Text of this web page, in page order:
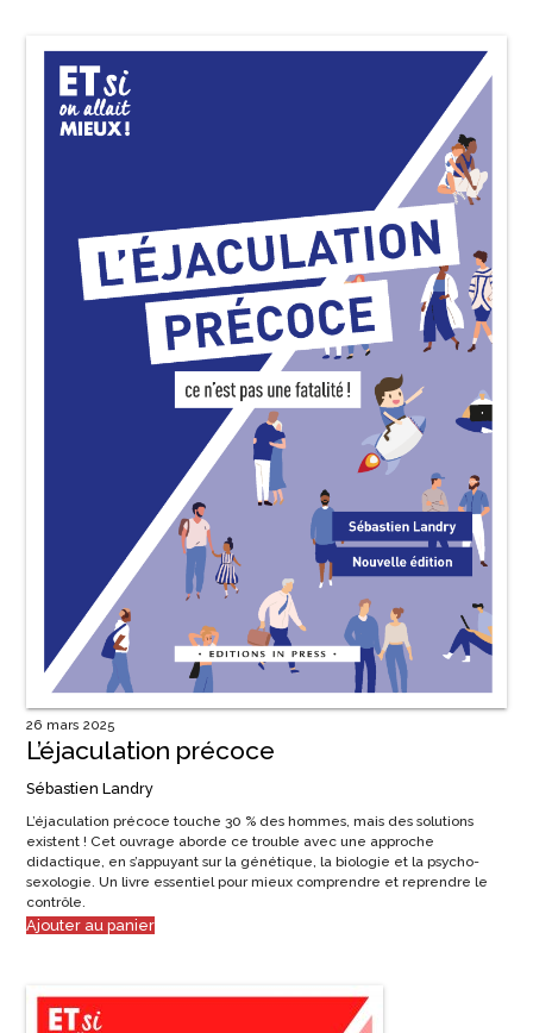
26 mars 2025
L’éjaculation précoce
Sébastien Landry
L’éjaculation précoce touche 30 % des hommes, mais des solutions
existent ! Cet ouvrage aborde ce trouble avec une approche
didactique, en s’appuyant sur la génétique, la biologie et la psycho-
sexologie. Un livre essentiel pour mieux comprendre et reprendre le
contrôle.
Ajouter au panier